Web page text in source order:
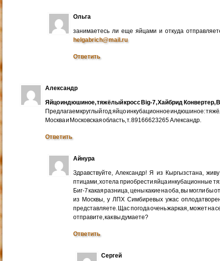
Ольга
занимаетесь ли еще яйцами и откуда
helgabrich@mail.ru
Ответить
Александр
Яйцо индюшиное, тяжёлый кросс Big-7, Хайбрид Конвертер,
Предлагаем круглый год яйцо инкубационное индюшиное:
Москва и Московская область, т. 89166623265 Александр.
Ответить
Айнура
Здравствуйте, Александр! Я из Кыргызстана,
птицами, хотела приобрести яйца инкубационные
Биг-7 какая разница, цены какие на оба, вы могли бы
из Москвы, у ЛПХ Симбиревых ужас
представляете. Щас погода очень жаркая, может на
отправите, как вы думаете?
Ответить
Сергей